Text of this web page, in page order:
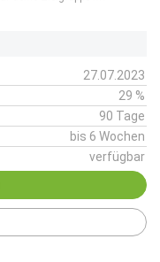
27.07.2023
29 %
90 Tage
bis 6 Wochen
verfügbar